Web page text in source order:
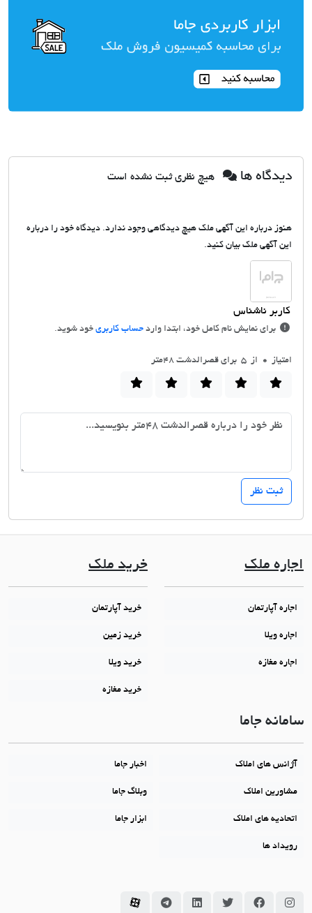
دیدگاه ها هیچ نظری ثبت نشده است
هنوز درباره این آگهی ملک هیچ دیدگاهی وجود ندارد. دیدگاه خود را درباره
این آگهی ملک بیان کنید.
برای نمایش نام کامل خود، ابتدا وارد حساب کاربری خود شوید.
امتیاز 0 از 5 برای قصرالدشت 48متر
اجاره ملک
اجاره آپارتمان
اجاره ویلا
اجاره مغازه
خرید ملک
خرید آپارتمان
خرید زمین
خرید ویلا
خرید مغازه
سامانه جاما
آژانس های املاک اخبار جاما
مشاورین املاک وبلاگ جاما
اتحادیه های املاک ابزار جاما
رویداد ها
سامانه جاما در اینستاگرام
سامانه جاما در فیسبوک
سامانه جاما در توئیتر
سامانه جاما در لینکداین
سامانه جاما در تلگرام
سامانه جاما در آپارات